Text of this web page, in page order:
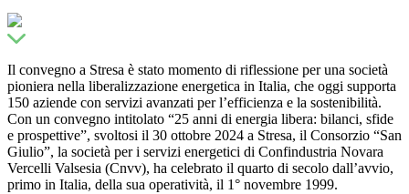
Il convegno a Stresa è stato momento di riflessione per una società
pioniera nella liberalizzazione energetica in Italia, che oggi supporta
150 aziende con servizi avanzati per l’efficienza e la sostenibilità.
Con un convegno intitolato “25 anni di energia libera: bilanci, sfide
e prospettive”, svoltosi il 30 ottobre 2024 a Stresa, il Consorzio “San
Giulio”, la società per i servizi energetici di Confindustria Novara
Vercelli Valsesia (Cnvv), ha celebrato il quarto di secolo dall’avvio,
primo in Italia, della sua operatività, il 1° novembre 1999.